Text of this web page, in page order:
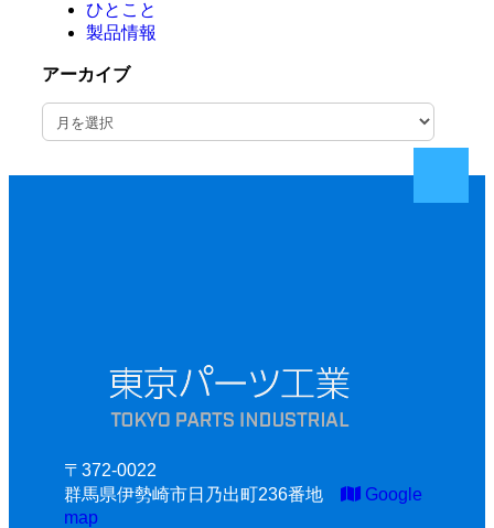
ひとこと
製品情報
アーカイブ
ア
ー
イ
〒372-0022
群馬県伊勢崎市日乃出町236番地
Google
map